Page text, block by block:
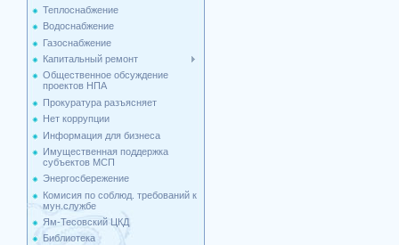
Теплоснабжение
Водоснабжение
Газоснабжение
Капитальный ремонт
Общественное обсуждение
проектов НПА
Прокуратура разъясняет
Нет коррупции
Информация для бизнеса
Имущественная поддержка
cубъектов МСП
Энергосбережение
Комисия по соблюд. требований к
мун.службе
Ям-Тесовский ЦКД
Библиотека